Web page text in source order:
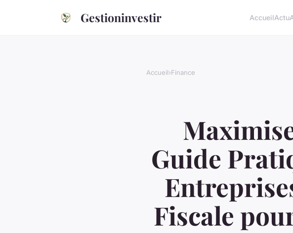
Gestioninvestir AccueilActu
Accueil›Finance
Guide
Fiscale